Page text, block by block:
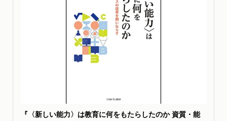
『〈新しい能力〉は教育に何をもたらしたのか 資質・能